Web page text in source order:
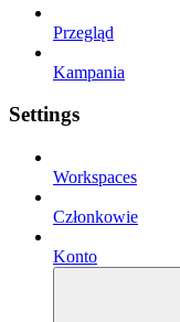
Przegląd
Kampania
Settings
Workspaces
Członkowie
Konto